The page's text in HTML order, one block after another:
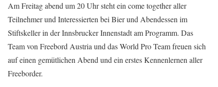
Am Freitag abend um 20 Uhr steht ein come together aller
Teilnehmer und Interessierten bei Bier und Abendessen im
Stiftskeller in der Innsbrucker Innenstadt am Programm. Das
Team von Freebord Austria und das World Pro Team freuen sich
auf einen gemütlichen Abend und ein erstes Kennenlernen aller
Freeborder.